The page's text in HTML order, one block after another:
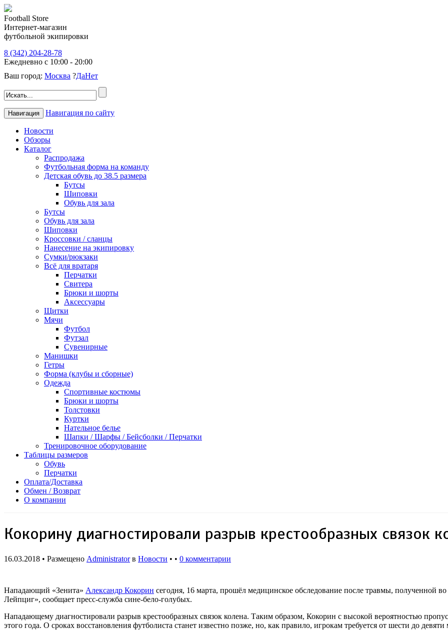
Football Store
Интернет-магазин
футбольной экипировки
8 (342) 204-28-78
Ежедневно с 10:00 - 20:00
Ваш город: Москва ?ДаНет
Навигация Навигация по сайту
Новости
Обзоры
Каталог
Распродажа
Футбольная форма на команду
Детская обувь до 38.5 размера
Бутсы
Шиповки
Обувь для зала
Бутсы
Обувь для зала
Шиповки
Кроссовки / сланцы
Нанесение на экипировку
Сумки/рюкзаки
Всё для вратаря
Перчатки
Cвитера
Брюки и шорты
Аксессуары
Щитки
Мячи
Футбол
Футзал
Сувенирные
Манишки
Гетры
Форма (клубы и сборные)
Одежда
Спортивные костюмы
Брюки и шорты
Толстовки
Куртки
Нательное белье
Шапки / Шарфы / Бейсболки / Перчатки
Тренировочное оборудование
Таблицы размеров
Обувь
Перчатки
Оплата/Доставка
Обмен / Возврат
О компании
Кокорину диагностировали разрыв крестообразных связок
16.03.2018 • Размещено Administratorв Новости • • 0 комментарии
Нападающий «Зенита» Александр Кокорин сегодня, 16 марта, прошёл медицинское обследование после травмы, полученной
Лейпциг», сообщает пресс-служба сине-бело-голубых.
Нападающему диагностировали разрыв крестообразных связок колена. Таким образом, Кокорин с высокой вероятностью
этого года. О сроках восстановления футболиста станет известно позже, но, как правило, игрокам требуется от шести до